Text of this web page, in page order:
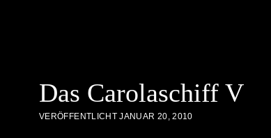
Das Carolaschiff V
VERÖFFENTLICHT JANUAR 20, 2010